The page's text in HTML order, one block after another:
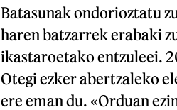
Batasunak ondorioztatu
haren batzarrek erabaki
ikastaroetako entzuleei.
Otegi ezker abertzaleko
ere eman du. «Orduan